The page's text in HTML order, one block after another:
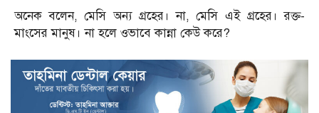
অনেক বলেন, মেসি অন্য গ্রহের। না, মেসি এই গ্রহের। রক্ত-
মাংসের মানুষ। না হলে ওভাবে কান্না কেউ করে?